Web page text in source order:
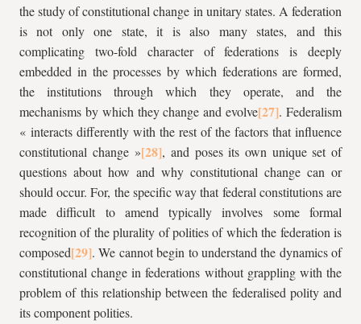
the study of constitutional change in unitary states. A federation
is not only one state, it is also many states, and this
complicating two-fold character of federations is deeply
embedded in the processes by which federations are formed,
the institutions through which they operate, and the
mechanisms by which they change and evolve
. Federalism
« interacts differently with the rest of the factors that influence
constitutional change »
, and poses its own unique set of
questions about how and why constitutional change can or
should occur. For, the specific way that federal constitutions are
made difficult to amend typically involves some formal
recognition of the plurality of polities of which the federation is
composed
. We cannot begin to understand the dynamics of
constitutional change in federations without grappling with the
problem of this relationship between the federalised polity and
itscomponent polities.